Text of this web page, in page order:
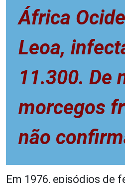
África
Leoa,
11.300. De
morcegos
não
Em 1976, episódios de